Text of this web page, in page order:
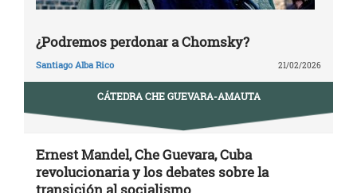
¿Podremos perdonar a Chomsky?
Santiago Alba Rico 21/02/2026
CÁTEDRA CHE GUEVARA-AMAUTA
Ernest Mandel, Che Guevara, Cuba
revolucionaria y los debates sobre la
transición al socialismo